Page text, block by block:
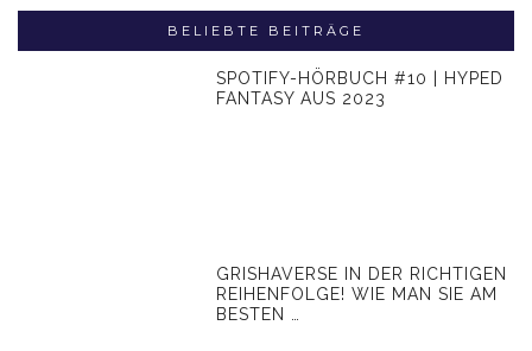
BELIEBTE BEITRÄGE
SPOTIFY-HÖRBUCH #10 | HYPED
FANTASY AUS 2023
GRISHAVERSE IN DER RICHTIGEN
REIHENFOLGE! WIE MAN SIE AM
BESTEN …